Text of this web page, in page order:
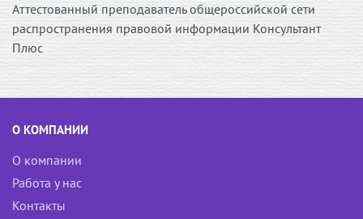
Аттестованный преподаватель общероссийской сети
распространения правовой информации Консультант
Плюс
О КОМПАНИИ
О компании
Работа у нас
Контакты